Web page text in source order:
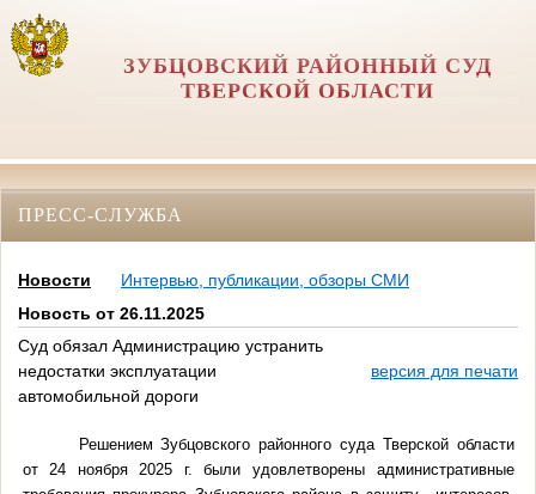
ЗУБЦОВСКИЙ РАЙОННЫЙ СУД
ТВЕРСКОЙ ОБЛАСТИ
ПРЕСС-СЛУЖБА
Новости
Интервью, публикации, обзоры СМИ
Новость от 26.11.2025
Суд обязал Администрацию устранить
недостатки эксплуатации
автомобильной дороги
версия для печати
Решением Зубцовского районного суда Тверской области
от 24 ноября 2025 г. были удовлетворены административные